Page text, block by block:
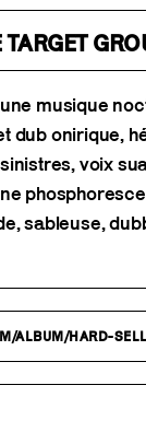
musique
dub onirique,
voix
sableuse,
ALBUM/HARD-SELL